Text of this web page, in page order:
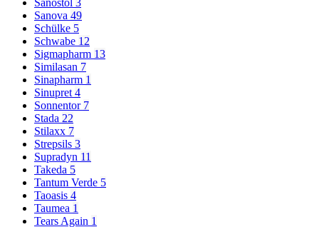
Sanostol 3
Sanova 49
Schülke 5
Schwabe 12
Sigmapharm 13
Similasan 7
Sinapharm 1
Sinupret 4
Sonnentor 7
Stada 22
Stilaxx 7
Strepsils 3
Supradyn 11
Takeda 5
Tantum Verde 5
Taoasis 4
Taumea 1
Tears Again 1